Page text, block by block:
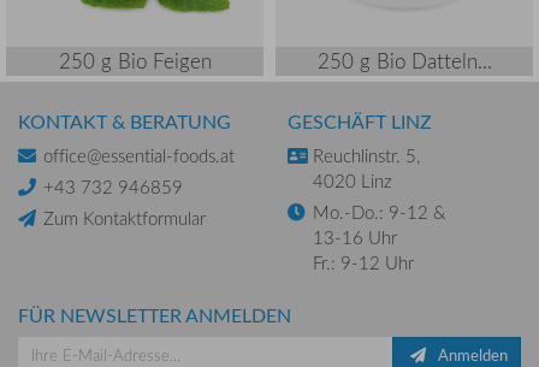
250 g Bio Feigen 250 g Bio Datteln...
KONTAKT & BERATUNG
office@essential-foods.at
+43 732 946859
Zum Kontaktformular
GESCHÄFT LINZ
Reuchlinstr. 5,
4020 Linz
Mo.-Do.: 9-12 &
13-16 Uhr
Fr.: 9-12 Uhr
FÜR NEWSLETTER ANMELDEN
Anmelden